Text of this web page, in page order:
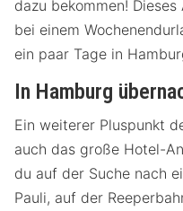
dazu bekommen!
bei einem
ein paar Tage in
In Hamburg
Ein weiterer Pluspunkt
auch das große Hotel-
du auf der Suche nach
Pauli, auf der